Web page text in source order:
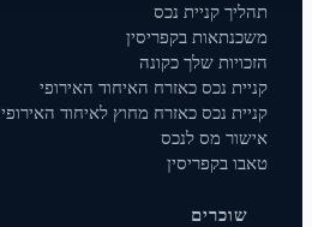
תהליך קניית נכס
משכנתאות בקפריסין
הזכויות שלך כקונה
קניית נכס כאזרח האיחוד האירופי
קניית נכס כאזרח מחוץ לאיחוד האירופי
אישור מס לנכס
טאבו בקפריסין
שוכרים